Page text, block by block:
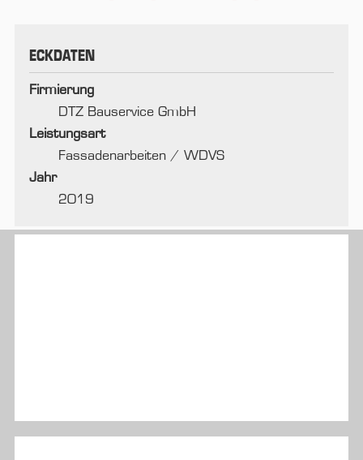
ECKDATEN
Firmierung
DTZ Bauservice GmbH
Leistungsart
Fassadenarbeiten / WDVS
Jahr
2019